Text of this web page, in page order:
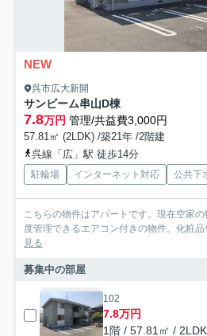
NEW
呉市広大新開
サンビーム串山D棟
7.8万円 管理/共益費3,000円
57.81㎡ (2LDK) /築21年 /2階建
呉線「広」駅 徒歩14分
駐輪場 インターネット対応 公共下
こちらの物件はアパートです。現在空家
度管理できるエアコン付きの物件。化粧
見る
募集中の部屋
102
7.8万円
1階 / 57.81㎡ / 2LDK